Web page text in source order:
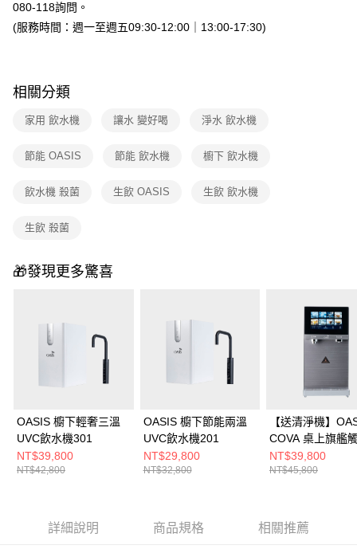
080-118詢問。
(服務時間：週一至週五09:30-12:00｜13:00-17:30)
相關分類
家用 飲水機 讓水 變好喝 淨水 飲水機
節能 OASIS 節能 飲水機 櫥下 飲水機
飲水機 殺菌 生飲 OASIS 生飲 飲水機
生飲 殺菌
🎁發現更多驚喜
OASIS 櫥下輕奢三溫
UVC飲水機301
NT$39,800
NT$42,800
OASIS 櫥下節能兩溫
UVC飲水機201
NT$29,800
NT$32,800
【送清淨機】
COVA 桌上旗艦
泡三溫RO飲水機
NT$39,800
NT$45,800
詳細說明 商品規格 相關推薦